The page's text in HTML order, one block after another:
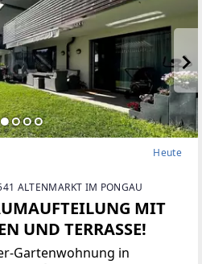
Heute
ALTENMARKT IM PONGAU
MIT
UND TERRASSE!
Gartenwohnung in